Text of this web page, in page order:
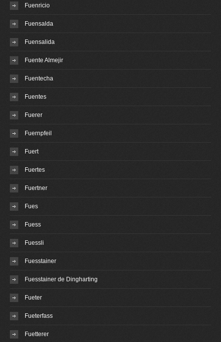
Fuenricio
Fuensalda
Fuensalida
Fuente Almejir
Fuentecha
Fuentes
Fuerer
Fuernpfeil
Fuert
Fuertes
Fuertner
Fues
Fuess
Fuessli
Fuesstainer
Fuesstainer de Dingharting
Fueter
Fueterfass
Fuetterer